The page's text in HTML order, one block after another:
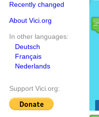
Recently changed
About Vici.org
In other languages:
Deutsch
Français
Nederlands
Support Vici.org: